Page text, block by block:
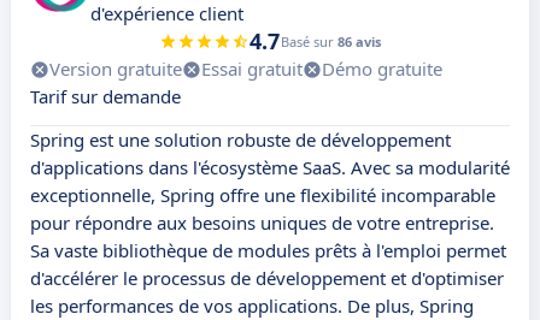
d'expérience client
4.7Basé sur 86 avis
Version gratuite Essai gratuit
Démo gratuite
Tarif sur demande
Spring est une solution robuste de développement
d'applications dans l'écosystème SaaS. Avec sa modularité
exceptionnelle, Spring offre une flexibilité incomparable
pour répondre aux besoins uniques de votre entreprise.
Sa vaste bibliothèque de modules prêts à l'emploi permet
d'accélérer le processus de développement et d'optimiser
les performances de vos applications. De plus, Spring